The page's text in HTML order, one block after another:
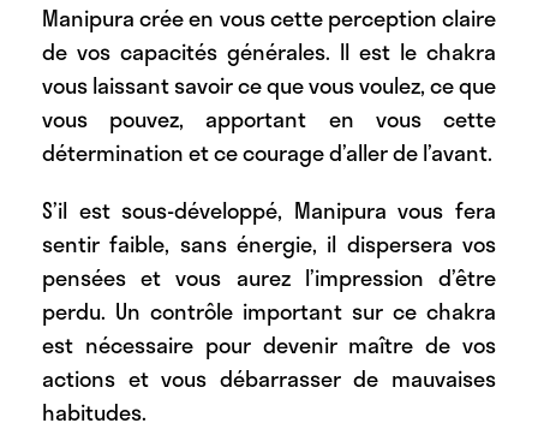
Manipura crée en vous cette perception claire
de vos capacités générales. Il est le chakra
vous laissant savoir ce que vous voulez, ce que
vous pouvez, apportant en vous cette
détermination et ce courage d’aller de l’avant.
S’il est sous-développé, Manipura vous fera
sentir faible, sans énergie, il dispersera vos
pensées et vous aurez l’impression d’être
perdu. Un contrôle important sur ce chakra
est nécessaire pour devenir maître de vos
actions et vous débarrasser de mauvaises
habitudes.